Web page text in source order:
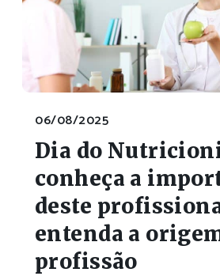
06/08/2025
Dia do
conheça a
deste
entenda a
profissão